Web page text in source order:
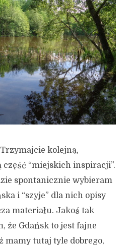
kolejną,
część “miejskich inspiracji”.
spontanicznie wybieram
i “szyje” dla nich opisy
materiału. Jakoś tak
że Gdańsk to jest fajne
mamy tutaj tyle dobrego,